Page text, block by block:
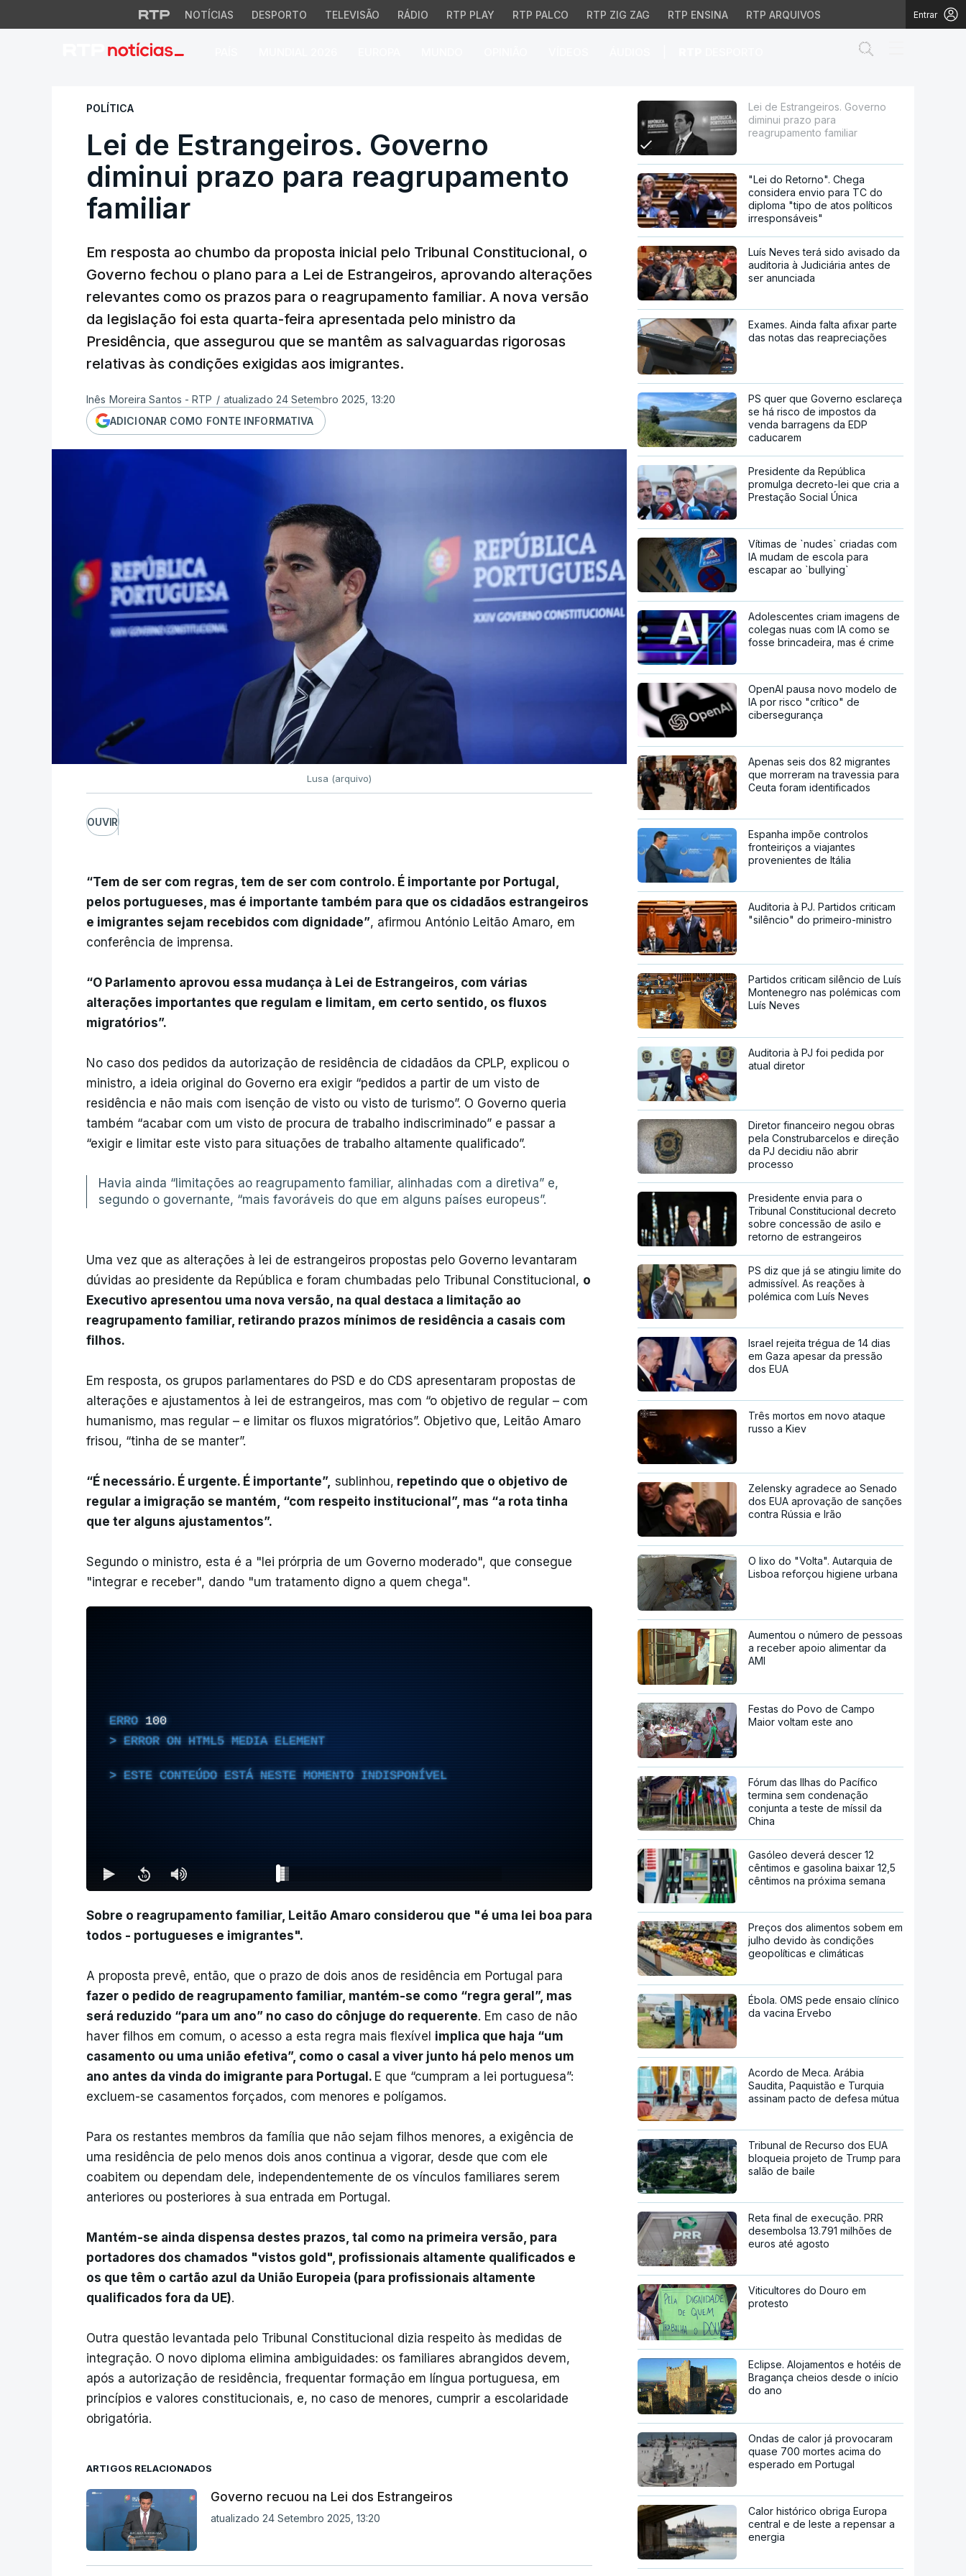
NOTÍCIAS DESPORTO TELEVISÃO RÁDIO RTP PLAY RTP PALCO RTP ZIG ZAG RTP ENSINA RTP ARQUIVOS Entrar
Lei de Estrangeiros. Governo diminui prazo para reagrupamento
POLÍTICA
Lei de Estrangeiros. Governo
diminui prazo para reagrupamento
familiar
Em resposta ao chumbo da proposta inicial pelo Tribunal Constitucional, o
Governo fechou o plano para a Lei de Estrangeiros, aprovando alterações
relevantes como os prazos para o reagrupamento familiar. A nova versão
da legislação foi esta quarta-feira apresentada pelo ministro da
Presidência, que assegurou que se mantêm as salvaguardas rigorosas
relativas às condições exigidas aos imigrantes.
Inês Moreira Santos - RTP / atualizado 24 Setembro 2025, 13:20
ADICIONAR COMO FONTE INFORMATIVA
Lusa (arquivo)
OUVIR
“Tem de ser com regras, tem de ser com controlo. É importante por Portugal,
pelos portugueses, mas é importante também para que os cidadãos estrangeiros
e imigrantes sejam recebidos com dignidade”, afirmou António Leitão Amaro, em
conferência de imprensa.
“O Parlamento aprovou essa mudança à Lei de Estrangeiros, com várias
alterações importantes que regulam e limitam, em certo sentido, os fluxos
migratórios”.
No caso dos pedidos da autorização de residência de cidadãos da CPLP, explicou o
ministro, a ideia original do Governo era exigir “pedidos a partir de um visto de
residência e não mais com isenção de visto ou visto de turismo”. O Governo queria
também “acabar com um visto de procura de trabalho indiscriminado” e passar a
“exigir e limitar este visto para situações de trabalho altamente qualificado”.
Havia ainda “limitações ao reagrupamento familiar, alinhadas com a diretiva” e,
segundo o governante, “mais favoráveis do que em alguns países europeus”.
Uma vez que as alterações à lei de estrangeiros propostas pelo Governo levantaram
dúvidas ao presidente da República e foram chumbadas pelo Tribunal Constitucional, o
Executivo apresentou uma nova versão, na qual destaca a limitação ao
reagrupamento familiar, retirando prazos mínimos de residência a casais com
filhos.
Em resposta, os grupos parlamentares do PSD e do CDS apresentaram propostas de
alterações e ajustamentos à lei de estrangeiros, mas com “o objetivo de regular – com
humanismo, mas regular – e limitar os fluxos migratórios”. Objetivo que, Leitão Amaro
frisou, “tinha de se manter”.
“É necessário. É urgente. É importante”, sublinhou, repetindo que o objetivo de
regular a imigração se mantém, “com respeito institucional”, mas “a rota tinha
que ter alguns ajustamentos”.
Segundo o ministro, esta é a "lei prórpria de um Governo moderado", que consegue
"integrar e receber", dando "um tratamento digno a quem chega".
ERRO 100
ERROR ON HTML5 MEDIA ELEMENT
ESTE CONTEÚDO ESTÁ NESTE MOMENTO INDISPONÍVEL
Sobre o reagrupamento familiar, Leitão Amaro considerou que "é uma lei boa para
todos - portugueses e imigrantes".
A proposta prevê, então, que o prazo de dois anos de residência em Portugal para
fazer o pedido de reagrupamento familiar, mantém-se como “regra geral”, mas
será reduzido “para um ano” no caso do cônjuge do requerente. Em caso de não
haver filhos em comum, o acesso a esta regra mais flexível implica que haja “um
casamento ou uma união efetiva”, como o casal a viver junto há pelo menos um
ano antes da vinda do imigrante para Portugal. E que “cumpram a lei portuguesa”:
excluem-se casamentos forçados, com menores e polígamos.
Para os restantes membros da família que não sejam filhos menores, a exigência de
uma residência de pelo menos dois anos continua a vigorar, desde que com ele
coabitem ou dependam dele, independentemente de os vínculos familiares serem
anteriores ou posteriores à sua entrada em Portugal.
Mantém-se ainda dispensa destes prazos, tal como na primeira versão, para
portadores dos chamados "vistos gold", profissionais altamente qualificados e
os que têm o cartão azul da União Europeia (para profissionais altamente
qualificados fora da UE).
Outra questão levantada pelo Tribunal Constitucional dizia respeito às medidas de
integração. O novo diploma elimina ambiguidades: os familiares abrangidos devem,
após a autorização de residência, frequentar formação em língua portuguesa, em
princípios e valores constitucionais, e, no caso de menores, cumprir a escolaridade
obrigatória.
ARTIGOS RELACIONADOS
Governo recuou na Lei dos Estrangeiros
atualizado 24 Setembro 2025, 13:20
Lei de Estrangeiros. Governo
diminui prazo para
reagrupamento familiar
"Lei do Retorno". Chega
considera envio para TC do
diploma "tipo de atos políticos
irresponsáveis"
Luís Neves terá sido avisado da
auditoria à Judiciária antes de
ser anunciada
Exames. Ainda falta afixar parte
das notas das reapreciações
PS quer que Governo esclareça
se há risco de impostos da
venda barragens da EDP
caducarem
Presidente da República
promulga decreto-lei que cria a
Prestação Social Única
Vítimas de `nudes` criadas com
IA mudam de escola para
escapar ao `bullying`
Adolescentes criam imagens de
colegas nuas com IA como se
fosse brincadeira, mas é crime
OpenAI pausa novo modelo de
IA por risco "crítico" de
cibersegurança
Apenas seis dos 82 migrantes
que morreram na travessia para
Ceuta foram identificados
Espanha impõe controlos
fronteiriços a viajantes
provenientes de Itália
Auditoria à PJ. Partidos criticam
"silêncio" do primeiro-ministro
Partidos criticam silêncio de Luís
Montenegro nas polémicas com
Luís Neves
Auditoria à PJ foi pedida por
atual diretor
Diretor financeiro negou obras
pela Construbarcelos e direção
da PJ decidiu não abrir
processo
Presidente envia para o
Tribunal Constitucional decreto
sobre concessão de asilo e
retorno de estrangeiros
PS diz que já se atingiu limite do
admissível. As reações à
polémica com Luís Neves
Israel rejeita trégua de 14 dias
em Gaza apesar da pressão
dos EUA
Três mortos em novo ataque
russo a Kiev
Zelensky agradece ao Senado
dos EUA aprovação de sanções
contra Rússia e Irão
O lixo do "Volta". Autarquia de
Lisboa reforçou higiene urbana
Aumentou o número de pessoas
a receber apoio alimentar da
AMI
Festas do Povo de Campo
Maior voltam este ano
Fórum das Ilhas do Pacífico
termina sem condenação
conjunta a teste de míssil da
China
Gasóleo deverá descer 12
cêntimos e gasolina baixar 12,5
cêntimos na próxima semana
Preços dos alimentos sobem em
julho devido às condições
geopolíticas e climáticas
Ébola. OMS pede ensaio clínico
da vacina Ervebo
Acordo de Meca. Arábia
Saudita, Paquistão e Turquia
assinam pacto de defesa mútua
Tribunal de Recurso dos EUA
bloqueia projeto de Trump para
salão de baile
Reta final de execução. PRR
desembolsa 13.791 milhões de
euros até agosto
Viticultores do Douro em
protesto
Eclipse. Alojamentos e hotéis de
Bragança cheios desde o início
do ano
Ondas de calor já provocaram
quase 700 mortes acima do
esperado em Portugal
Calor histórico obriga Europa
central e de leste a repensar a
energia